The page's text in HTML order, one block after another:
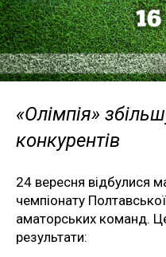
«Олімпія»
конкурентів
24 вересня відбулися
чемпіонату
аматорських команд.
результати: